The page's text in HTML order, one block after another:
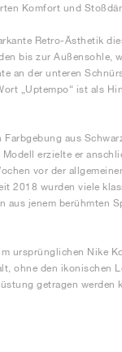
Komfort und
Retro-Ästhetik
bis zur Außensohle,
an der unteren
„Uptempo“ ist als
aus
erzielte er
vor der
2018 wurden viele
jenem berühmten
ursprünglichen Nike
ohne den ikonischen
getragen werden